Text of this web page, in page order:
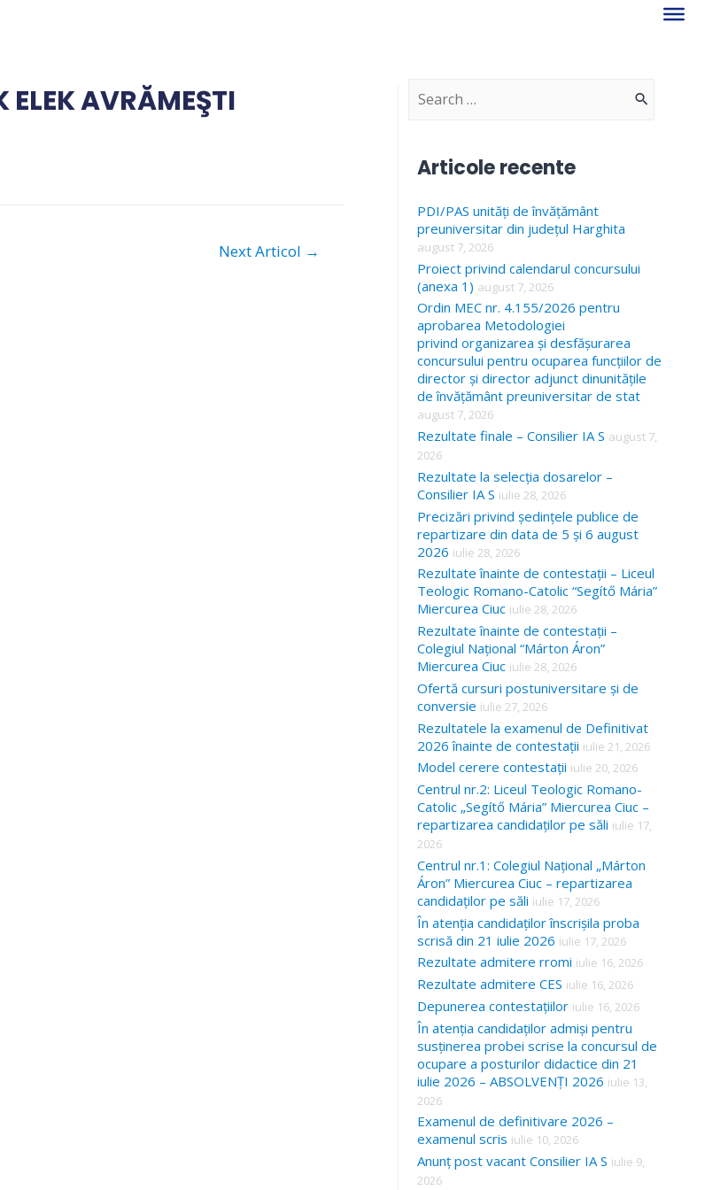
AVRĂMEŞTI
Next Articol →
S
c
h
f
o
r
:
Articole recente
PDI/PAS unități de învățământ
preuniversitar din județul Harghita
august 7, 2026
Proiect privind calendarul concursului
(anexa 1) august 7, 2026
Ordin MEC nr. 4.155/2026 pentru
aprobarea Metodologiei
privind organizarea și desfășurarea
concursului pentru ocuparea funcțiilor de
director și director adjunct dinunitățile
de învățământ preuniversitar de stat
august 7, 2026
Rezultate finale – Consilier IA S august 7,
2026
Rezultate la selecția dosarelor –
Consilier IA S iulie 28, 2026
Precizări privind ședințele publice de
repartizare din data de 5 și 6 august
2026 iulie 28, 2026
Rezultate înainte de contestații – Liceul
Teologic Romano-Catolic “Segítő Mária”
Miercurea Ciuc iulie 28, 2026
Rezultate înainte de contestații –
Colegiul Național “Márton Áron”
Miercurea Ciuc iulie 28, 2026
Ofertă cursuri postuniversitare și de
conversie iulie 27, 2026
Rezultatele la examenul de Definitivat
2026 înainte de contestații iulie 21, 2026
Model cerere contestații iulie 20, 2026
Centrul nr.2: Liceul Teologic Romano-
Catolic „Segítő Mária” Miercurea Ciuc –
repartizarea candidaților pe săli iulie 17,
2026
Centrul nr.1: Colegiul Național „Márton
Áron” Miercurea Ciuc – repartizarea
candidaților pe săli iulie 17, 2026
În atenția candidaților înscrișila proba
scrisă din 21 iulie 2026 iulie 17, 2026
Rezultate admitere rromi iulie 16, 2026
Rezultate admitere CES iulie 16, 2026
Depunerea contestațiilor iulie 16, 2026
În atenția candidaților admiși pentru
susținerea probei scrise la concursul de
ocupare a posturilor didactice din 21
iulie 2026 – ABSOLVENȚI 2026 iulie 13,
2026
Examenul de definitivare 2026 –
examenul scris iulie 10, 2026
Anunț post vacant Consilier IA S iulie 9,
2026